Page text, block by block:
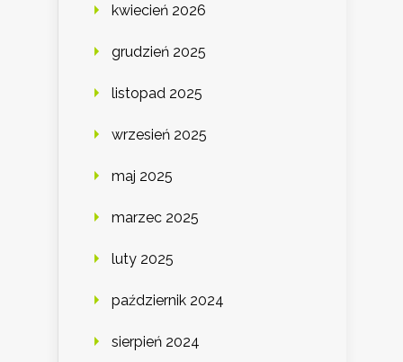
kwiecień 2026
grudzień 2025
listopad 2025
wrzesień 2025
maj 2025
marzec 2025
luty 2025
październik 2024
sierpień 2024